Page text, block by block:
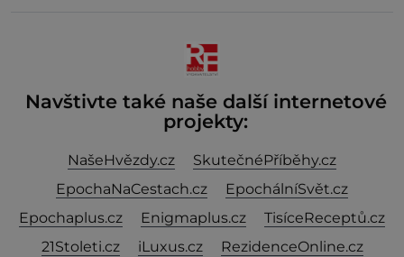
Navštivte také naše další internetové
projekty:
NašeHvězdy.cz
SkutečnéPříběhy.cz
EpochaNaCestach.cz
EpochálníSvět.cz
Epochaplus.cz
Enigmaplus.cz
TisíceReceptů.cz
21Stoleti.cz
iLuxus.cz
RezidenceOnline.cz